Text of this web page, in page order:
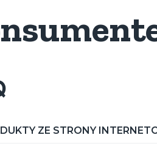
Fasola Borlotti
Fasola biała duża maślana
ZE STRONY